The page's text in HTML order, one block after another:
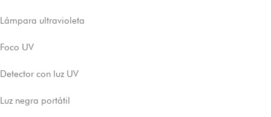
Lámpara ultravioleta
Foco UV
Detector con luz UV
Luz negra portátil